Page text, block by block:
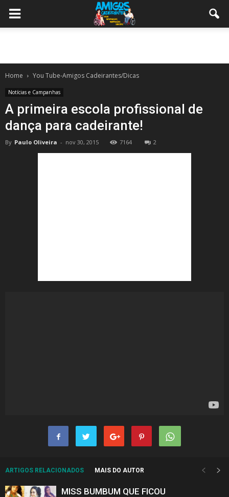
Home You Tube-Amigos Cadeirantes/Dicas
Notícias e Campanhas
A primeira escola profissional de
dança para cadeirante!
By Paulo Oliveira - nov 30, 2015 7164 2
ARTIGOS RELACIONADOS MAIS DO AUTOR
MISS BUMBUM QUE FICOU